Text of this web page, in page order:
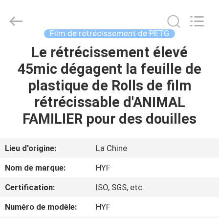
MAISON
PRODUITS
VIDÉOS
AU
SUJET
NOUS
Packaging
Film de rétrécissement de PETG
Le rétrécissement élevé
45mic dégagent la feuille de
plastique de Rolls de film
rétrécissable d'ANIMAL
FAMILIER pour des douilles
Lieu d'origine:
La Chine
Nom de marque:
HYF
Certification:
ISO, SGS, etc.
Numéro de modèle:
HYF